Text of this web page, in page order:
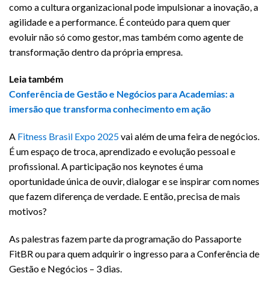
como a cultura organizacional pode impulsionar a inovação, a
agilidade e a performance. É conteúdo para quem quer
evoluir não só como gestor, mas também como agente de
transformação dentro da própria empresa.
Leia também
Conferência de Gestão e Negócios para Academias: a
imersão que transforma conhecimento em ação
A Fitness Brasil Expo 2025vai além de uma feira de negócios.
É um espaço de troca, aprendizado e evolução pessoal e
profissional. A participação nos keynotes é uma
oportunidade única de ouvir, dialogar e se inspirar com nomes
que fazem diferença de verdade. E então, precisa de mais
motivos?
As palestras fazem parte da programação do Passaporte
FitBR ou para quem adquirir o ingresso para a Conferência de
Gestão e Negócios – 3 dias.